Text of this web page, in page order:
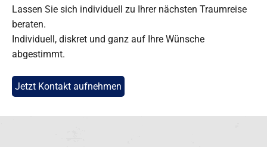
Lassen Sie sich individuell zu Ihrer nächsten Traumreise
beraten.
Individuell, diskret und ganz auf Ihre Wünsche
abgestimmt.
Jetzt Kontakt aufnehmen